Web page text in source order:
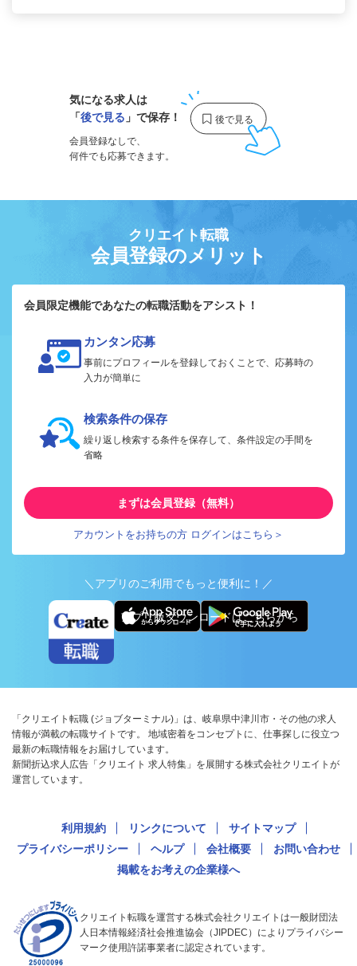
気になる求人は
「後で見る 」で保存！
会員登録なしで、
何件でも応募できます。
クリエイト転職
会員登録のメリット
会員限定機能であなたの転職活動をアシスト！
カンタン応募
事前にプロフィールを登録しておくことで、応募時の
入力が簡単に
検索条件の保存
繰り返し検索する条件を保存して、条件設定の手間を
省略
まずは会員登録（無料）
アカウントをお持ちの方 ログインはこちら＞
＼アプリのご利用でもっと便利に！／
アプリ版ダウンロードはこちらから
「クリエイト転職 (ジョブターミナル)」は、岐阜県中津川市・その他の求人
情報が満載の転職サイトです。 地域密着をコンセプトに、仕事探しに役立つ
最新の転職情報をお届けしています。
新聞折込求人広告「クリエイト 求人特集」を展開する株式会社クリエイトが
運営しています。
利用規約 リンクについて
サイトマップ
プライバシーポリシー
ヘルプ 会社概要
お問い合わせ
掲載をお考えの企業様へ
クリエイト転職を運営する株式会社クリエイトは一般財団法
人日本情報経済社会推進協会（JIPDEC）によりプライバシー
マーク使用許諾事業者に認定されています。